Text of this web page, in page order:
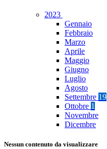
2023
Gennaio
Febbraio
Marzo
Aprile
Maggio
Giugno
Luglio
Agosto
Settembre 19
Ottobre 1
Novembre
Dicembre
Nessun contenuto da visualizzare